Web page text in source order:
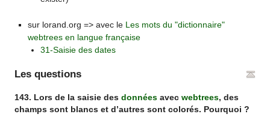
sur lorand.org => avec le Les mots du "dictionnaire"
webtrees en langue française
31-Saisie des dates
Les questions
143. Lors de la saisie desdonnées avecwebtrees, des
champs sont blancs et d’autres sont colorés. Pourquoi ?